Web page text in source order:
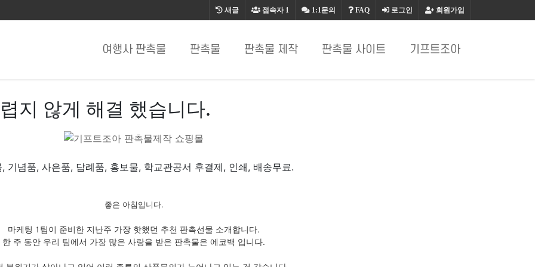
회원가입
로그인
FAQ
1:1문의
접속자1
새글
여행사 판촉물 판촉물 판촉물 제작 판촉물 사이트 기프트조아
지 않게 해결 했습니다.
기념품, 사은품, 답례품, 홍보물, 학교관공서 후결제, 인쇄, 배송무료.
좋은 아침입니다.
마케팅 1팀이 준비한 지난주 가장 핫했던 추천 판촉선물 소개합니다.
한 주 동안 우리 팀에서 가장 많은 사랑을 받은 판촉물은 에코백 입니다.